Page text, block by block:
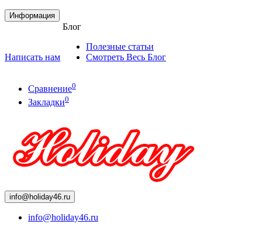
Информация
Написать нам
Блог
Полезные статьи
Смотреть Весь Блог
Сравнение0
Закладки0
info@holiday46.ru
info@holiday46.ru